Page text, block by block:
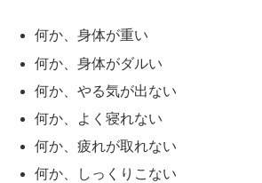
何か、身体が重い
何か、身体がダルい
何か、やる気が出ない
何か、よく寝れない
何か、疲れが取れない
何か、しっくりこない